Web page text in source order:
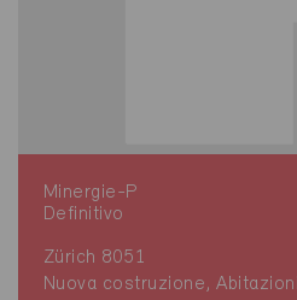
Minergie-P
Definitivo
Zürich 8051
Nuova costruzione,